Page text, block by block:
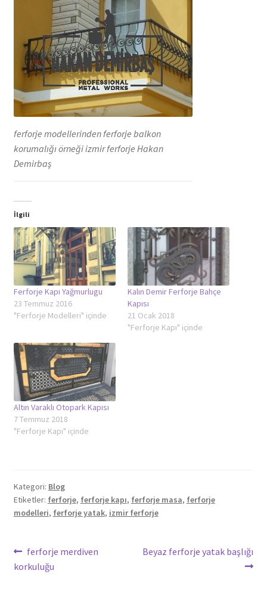
ferforje modellerinden ferforje balkon
korumalığı örneği izmir ferforje Hakan
Demirbaş
İlgili
Ferforje Kapı Yağmurlugu
23 Temmuz 2016
"Ferforje Modelleri" içinde
Kalın Demir Ferforje Bahçe
Kapısı
21 Ocak 2018
"Ferforje Kapı" içinde
Altın Varaklı Otopark Kapısı
7 Temmuz 2018
"Ferforje Kapı" içinde
Kategori: Blog
Etiketler: ferforje, ferforje kapı, ferforje masa, ferforje
modelleri, ferforje yatak, izmir ferforje
Yazı
gezinmesi
Önceki
yazı:
ferforje merdiven
korkuluğu
Sonraki
Beyaz ferforje yatak başlığı